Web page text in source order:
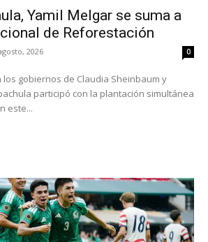
Yamil Melgar se suma a
de Reforestación
2026 0
los gobiernos de Claudia Sheinbaum y
participó con la plantación simultánea
este...